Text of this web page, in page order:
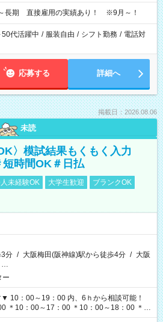
長期 直接雇用の実績あり！ ※9月～！
代活躍中 / 服装自由 / シフト勤務 / 電話対
応募する 詳細へ
掲載日：2026.08.06
未読
〉模試結果もくもく入力
短時間OK＃日払
未経験OK 大学生歓迎
ブランクOK
3分 / 大阪梅田(阪神線)駅から徒歩4分 / 大阪
…
ー
10：00～19：00 内、6ｈから相談可能！
＊10：00～17：00 ＊10：00～18：00 ＊
12：00～19：00 ＊13：00～19：00